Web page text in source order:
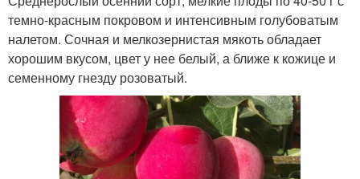
темно-красным покровом и интенсивным голубоватым
налетом. Сочная и мелкозернистая мякоть обладает
хорошим вкусом, цвет у нее белый, а ближе к кожице и
семенному гнезду розоватый.